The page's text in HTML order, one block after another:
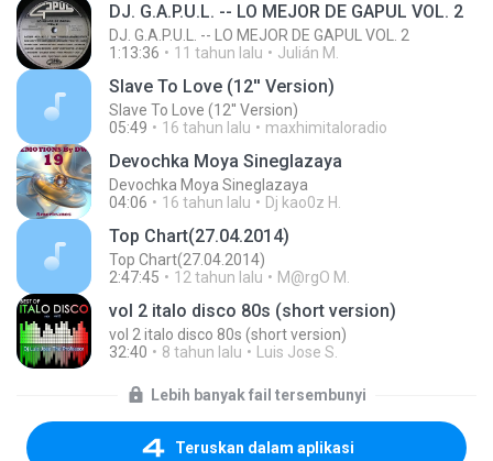
DJ. G.A.P.U.L. -- LO MEJOR DE GAPUL VOL. 2
DJ. G.A.P.U.L. -- LO MEJOR DE GAPUL VOL. 2
1:13:36
11 tahun lalu Julián M.
Slave To Love (12'' Version)
Slave To Love (12'' Version)
05:49
16 tahun lalu maxhimitaloradio
Devochka Moya Sineglazaya
Devochka Moya Sineglazaya
04:06
16 tahun lalu Dj kao0z H.
Top Chart(27.04.2014)
Top Chart(27.04.2014)
2:47:45
12 tahun lalu M@rgO M.
vol 2 italo disco 80s (short version)
vol 2 italo disco 80s (short version)
32:40
8 tahun lalu Luis Jose S.
Lebih banyak fail tersembunyi
Teruskan dalam aplikasi